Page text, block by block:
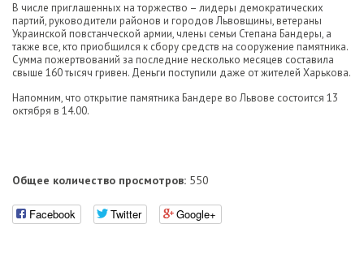
В числе приглашенных на торжество – лидеры демократических
партий, руководители районов и городов Львовщины, ветераны
Украинской повстанческой армии, члены семьи Степана Бандеры, а
также все, кто приобщился к сбору средств на сооружение памятника.
Сумма пожертвований за последние несколько месяцев составила
свыше 160 тысяч гривен. Деньги поступили даже от жителей Харькова.
Напомним, что открытие памятника Бандере во Львове состоится 13
октября в 14.00.
Общее количество просмотров: 550
Facebook Twitter Google+